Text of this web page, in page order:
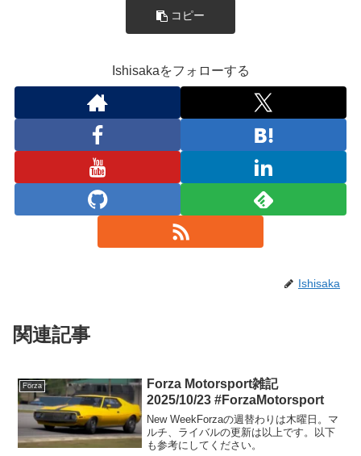
コピー
Ishisakaをフォローする
Ishisaka
関連記事
Forza
Forza Motorsport雑記
2025/10/23 #ForzaMotorsport
New WeekForzaの週替わりは木曜日。マ
ルチ、ライバルの更新は以上です。以下
も参考にしてください。